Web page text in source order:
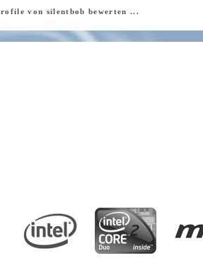
von silentbob bewerten ...